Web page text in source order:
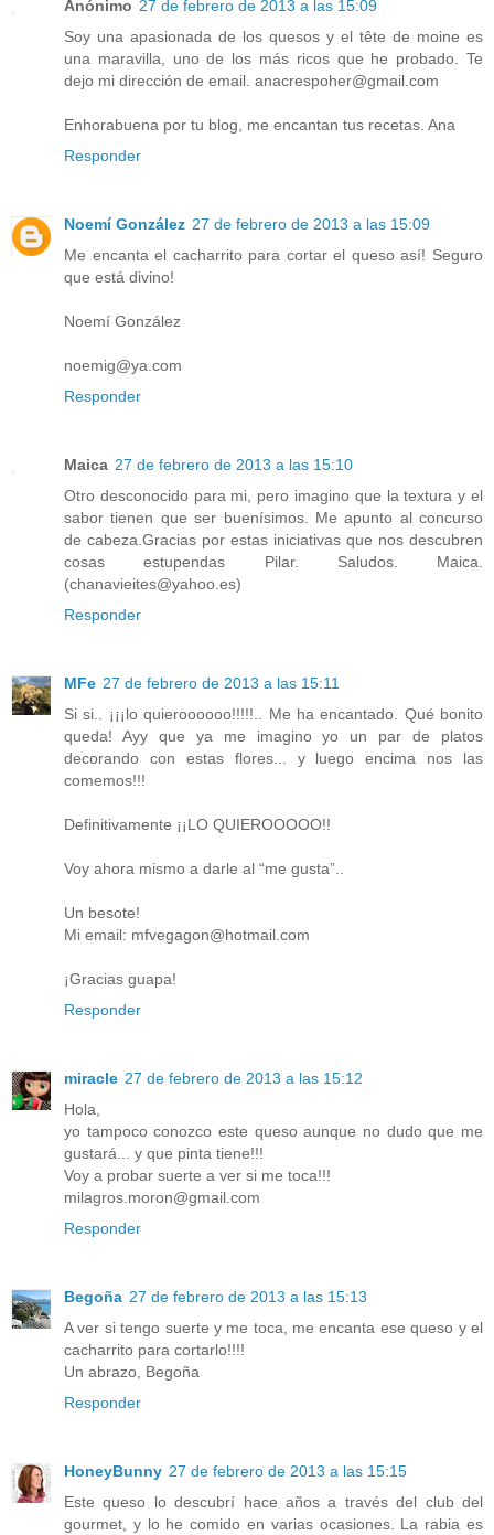
Anónimo 27 de febrero de 2013 a las 15:09
Soy una apasionada de los quesos y el tête de moine es
una maravilla, uno de los más ricos que he probado. Te
dejo mi dirección de email. anacrespoher@gmail.com
Enhorabuena por tu blog, me encantan tus recetas. Ana
Responder
Noemí González 27 de febrero de 2013 a las 15:09
Me encanta el cacharrito para cortar el queso así! Seguro
que está divino!
Noemí González
noemig@ya.com
Responder
Maica 27 de febrero de 2013 a las 15:10
Otro desconocido para mi, pero imagino que la textura y el
sabor tienen que ser buenísimos. Me apunto al concurso
de cabeza.Gracias por estas iniciativas que nos descubren
cosas estupendas Pilar. Saludos. Maica.
(chanavieites@yahoo.es)
Responder
MFe 27 de febrero de 2013 a las 15:11
Si si.. ¡¡¡lo quieroooooo!!!!!.. Me ha encantado. Qué bonito
queda! Ayy que ya me imagino yo un par de platos
decorando con estas flores... y luego encima nos las
comemos!!!
Definitivamente ¡¡LO QUIEROOOOO!!
Voy ahora mismo a darle al “me gusta”..
Un besote!
Mi email: mfvegagon@hotmail.com
¡Gracias guapa!
Responder
miracle 27 de febrero de 2013 a las 15:12
Hola,
yo tampoco conozco este queso aunque no dudo que me
gustará... y que pinta tiene!!!
Voy a probar suerte a ver si me toca!!!
milagros.moron@gmail.com
Responder
Begoña 27 de febrero de 2013 a las 15:13
A ver si tengo suerte y me toca, me encanta ese queso y el
cacharrito para cortarlo!!!!
Un abrazo, Begoña
Responder
HoneyBunny 27 de febrero de 2013 a las 15:15
Este queso lo descubrí hace años a través del club del
gourmet, y lo he comido en varias ocasiones. La rabia es